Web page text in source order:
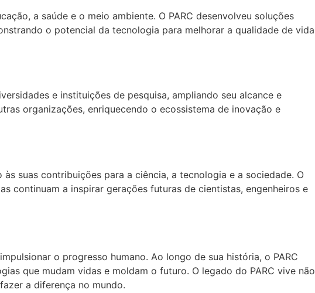
a saúde e o meio ambiente. O PARC desenvolveu soluções
o potencial da tecnologia para melhorar a qualidade de vida
e instituições de pesquisa, ampliando seu alcance e
organizações, enriquecendo o ecossistema de inovação e
suas contribuições para a ciência, a tecnologia e a sociedade. O
continuam a inspirar gerações futuras de cientistas, engenheiros e
o progresso humano. Ao longo de sua história, o PARC
que mudam vidas e moldam o futuro. O legado do PARC vive não
a diferença no mundo.